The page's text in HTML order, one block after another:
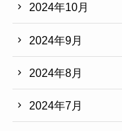
2024年10月
2024年9月
2024年8月
2024年7月